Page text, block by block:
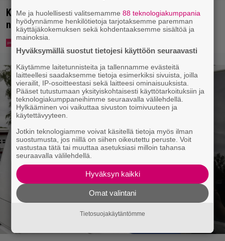
Koululaisille jaetaan ilmaisia heijastinreppuja –
näin voit lunastaa omasi S-marketista
Me ja huolellisesti valitsemamme88 teknologiakumppania
hyödynnämme henkilötietoja tarjotaksemme paremman
käyttäjäkokemuksen sekä kohdentaaksemme sisältöä ja
mainoksia.
Hyväksymällä suostut tietojesi käyttöön seuraavasti
Käytämme laitetunnisteita ja tallennamme evästeitä
laitteellesi saadaksemme tietoja esimerkiksi sivuista, joilla
vierailit, IP-osoitteestasi sekä laitteesi ominaisuuksista.
Pääset tutustumaan yksityiskohtaisesti käyttötarkoituksiin ja
teknologiakumppaneihimme seuraavalla välilehdellä.
Hylkääminen voi vaikuttaa sivuston toimivuuteen ja
käytettävyyteen.
Jotkin teknologiamme voivat käsitellä tietoja myös ilman
suostumusta, jos niillä on siihen oikeutettu peruste. Voit
vastustaa tätä tai muuttaa asetuksiasi milloin tahansa
seuraavalla välilehdellä.
Hyväksyn kaikki
Omat valintani
Tietosuojakäytäntömme